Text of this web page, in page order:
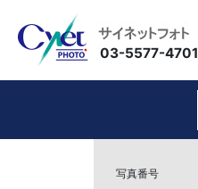
03-5577-4701
写真番号